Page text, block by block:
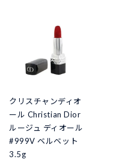
クリスチャンディオ
ール Christian Dior
ルージュ ディオール
#999V ベルベット
3.5g